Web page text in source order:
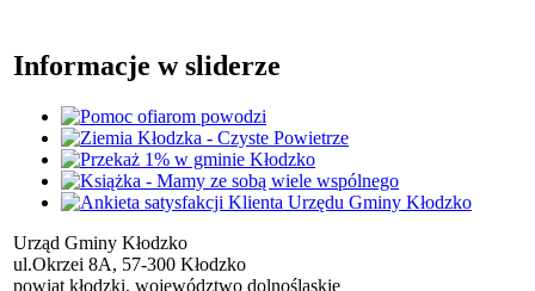
Informacje w sliderze
Urząd Gminy Kłodzko
ul.Okrzei 8A, 57-300 Kłodzko
powiat kłodzki, województwo dolnośląskie